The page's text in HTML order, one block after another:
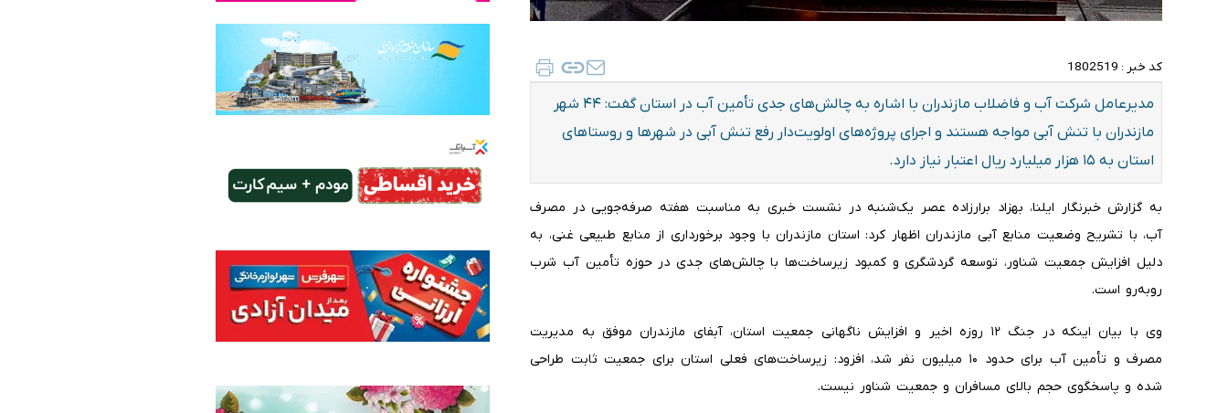
کد خبر : 1802519
مدیرعامل شرکت آب و فاضلاب مازندران با اشاره به چالش‌های جدی تأمین آب در استان گفت: ۴۴ شهر
مازندران با تنش آبی مواجه هستند و اجرای پروژه‌های اولویت‌دار رفع تنش آبی در شهرها و روستاهای
استان به ۱۵ هزار میلیارد ریال اعتبار نیاز دارد.
به گزارش خبرنگار ایلنا، بهزاد برارزاده عصر یک‌شنبه در نشست خبری به مناسبت هفته صرفه‌جویی در مصرف
آب، با تشریح وضعیت منابع آبی مازندران اظهار کرد: استان مازندران با وجود برخورداری از منابع طبیعی غنی، به
دلیل افزایش جمعیت شناور، توسعه گردشگری و کمبود زیرساخت‌ها با چالش‌های جدی در حوزه تأمین آب شرب
روبه‌رو است.
وی با بیان اینکه در جنگ ۱۲ روزه اخیر و افزایش ناگهانی جمعیت استان، آبفای مازندران موفق به مدیریت
مصرف و تأمین آب برای حدود ۱۰ میلیون نفر شد، افزود: زیرساخت‌های فعلی استان برای جمعیت ثابت طراحی
شده و پاسخگوی حجم بالای مسافران و جمعیت شناور نیست.